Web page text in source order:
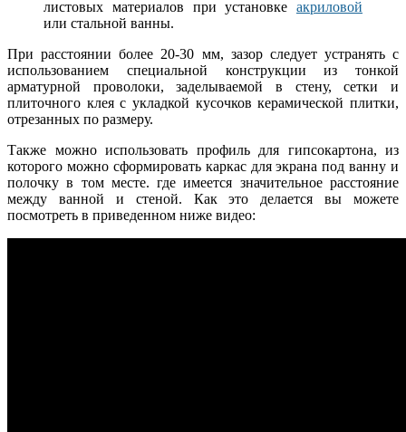
листовых материалов при установке акриловой
или стальной ванны.
При расстоянии более 20-30 мм, зазор следует устранять с
использованием специальной конструкции из тонкой
арматурной проволоки, заделываемой в стену, сетки и
плиточного клея с укладкой кусочков керамической плитки,
отрезанных по размеру.
Также можно использовать профиль для гипсокартона, из
которого можно сформировать каркас для экрана под ванну и
полочку в том месте. где имеется значительное расстояние
между ванной и стеной. Как это делается вы можете
посмотреть в приведенном ниже видео: